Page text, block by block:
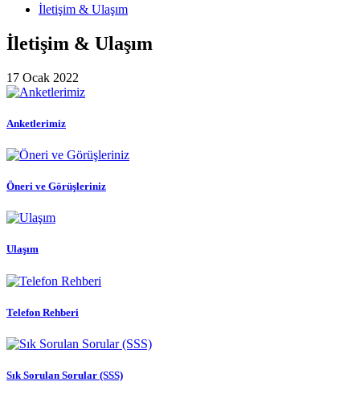
İletişim & Ulaşım
İletişim & Ulaşım
17 Ocak 2022
Anketlerimiz
Öneri ve Görüşleriniz
Ulaşım
Telefon Rehberi
Sık Sorulan Sorular (SSS)